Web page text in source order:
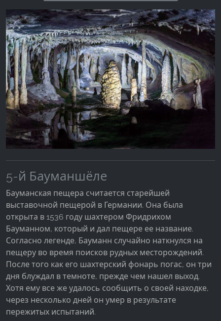
5-й Бауманшёле
Бауманская пещера считается старейшей
выставочной пещерой в Германии. Она была
открыта в 1536 году шахтером Фридрихом
Бауманном, который и дал пещере ее название.
Согласно легенде, Бауманн случайно наткнулся на
пещеру во время поисков рудных месторождений.
После того как его шахтерский фонарь погас, он три
дня блуждал в темноте, прежде чем нашел выход.
Хотя ему все же удалось сообщить о своей находке,
через несколько дней он умер в результате
пережитых испытаний.